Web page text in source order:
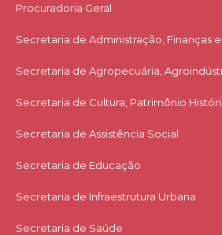
Procuradoria Geral
Secretaria de Administração, Finanças
Secretaria de Agropecuária,
Secretaria de Cultura, Patrimônio
Secretaria de Assistência Social
Secretaria de Educação
Secretaria de Infraestrutura Urbana
Secretaria de Saúde